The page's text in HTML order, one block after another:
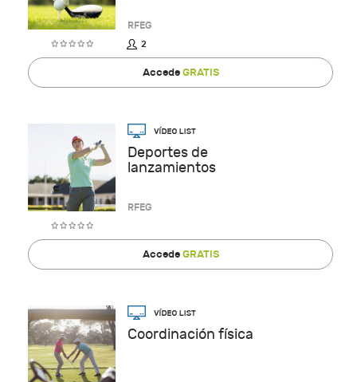
RFEG
2
AccedeGRATIS
Deportes de
lanzamientos
RFEG
AccedeGRATIS
Coordinación física